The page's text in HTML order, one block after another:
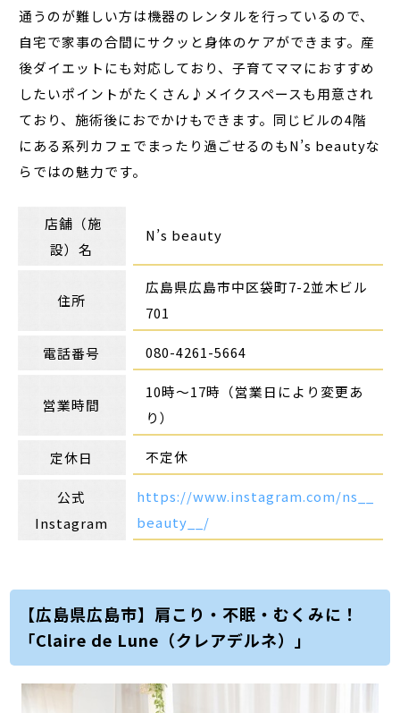
通うのが難しい方は機器のレンタルを行っているので、
自宅で家事の合間にサクッと身体のケアができます。産
後ダイエットにも対応しており、子育てママにおすすめ
したいポイントがたくさん♪メイクスペースも用意され
ており、施術後におでかけもできます。同じビルの4階
にある系列カフェでまったり過ごせるのもN’s beautyな
らではの魅力です。
店舗（施
設）名
N’s beauty
住所
広島県広島市中区袋町7-2並木ビル
701
電話番号 080-4261-5664
営業時間
10時～17時（営業日により変更あ
り）
定休日 不定休
公式
Instagram
https://www.instagram.com/ns__
beauty__/
【広島県広島市】肩こり・不眠・むくみに！
「Claire de Lune（クレアデルネ）」